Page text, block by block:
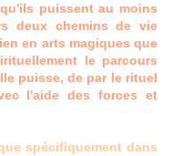
puissent au moins
deux chemins de vie
en arts magiques que
le parcours
puisse, de par le rituel
l'aide des forces et
spécifiquement dans